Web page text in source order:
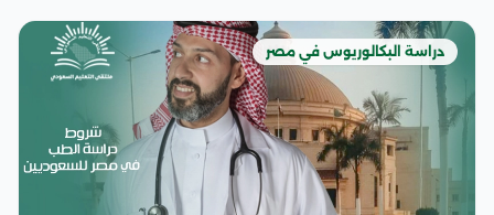
دراسة البكالوريوس في مصر